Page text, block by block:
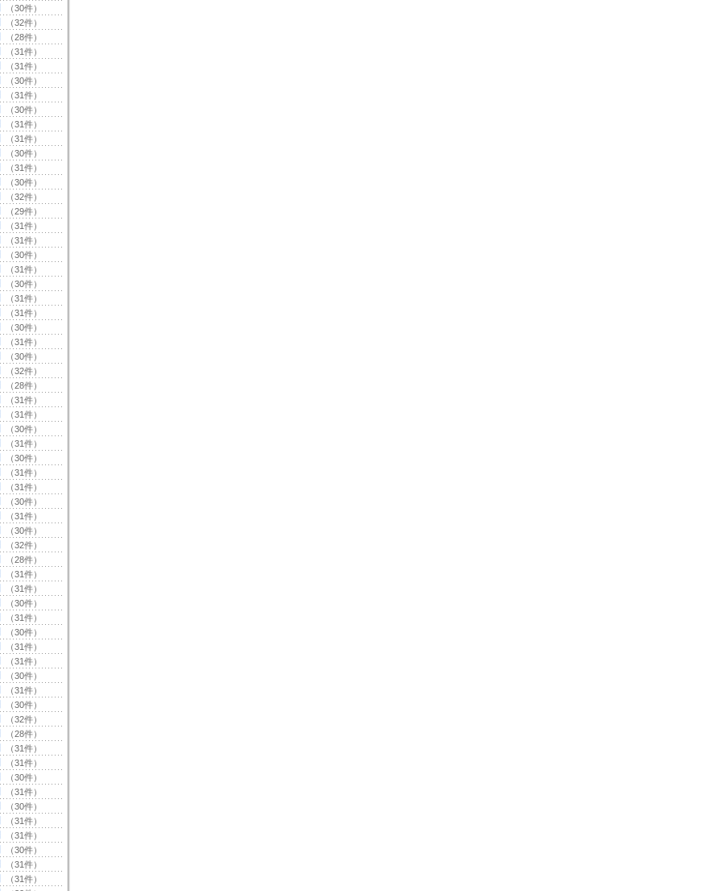
（30件）
（32件）
（28件）
（31件）
（31件）
（30件）
（31件）
（30件）
（31件）
（31件）
（30件）
（31件）
（30件）
（32件）
（29件）
（31件）
（31件）
（30件）
（31件）
（30件）
（31件）
（31件）
（30件）
（31件）
（30件）
（32件）
（28件）
（31件）
（31件）
（30件）
（31件）
（30件）
（31件）
（31件）
（30件）
（31件）
（30件）
（32件）
（28件）
（31件）
（31件）
（30件）
（31件）
（30件）
（31件）
（31件）
（30件）
（31件）
（30件）
（32件）
（28件）
（31件）
（31件）
（30件）
（31件）
（30件）
（31件）
（31件）
（30件）
（31件）
（31件）